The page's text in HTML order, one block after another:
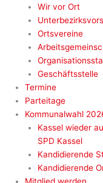
Wir vor Ort
Ortsvereine
Geschäftsstelle
Termine
Parteitage
Kommunalwahl
Kassel wieder
SPD Kassel
Kandidierende
Kandidierende